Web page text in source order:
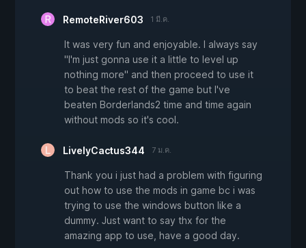
RemoteRiver603 1 มี.ค.
It was very fun and enjoyable. I always say
"I'm just gonna use it a little to level up
nothing more" and then proceed to use it
to beat the rest of the game but I've
beaten Borderlands2 time and time again
without mods so it's cool.
LivelyCactus344 7 ม.ค.
Thank you i just had a problem with figuring
out how to use the mods in game bc i was
trying to use the windows button like a
dummy. Just want to say thx for the
amazing app to use, have a good day.